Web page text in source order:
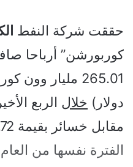
حققت شركة النفط
كوربورشن” أرباحا
دولار) خلال الربع
الفترة نفسها من